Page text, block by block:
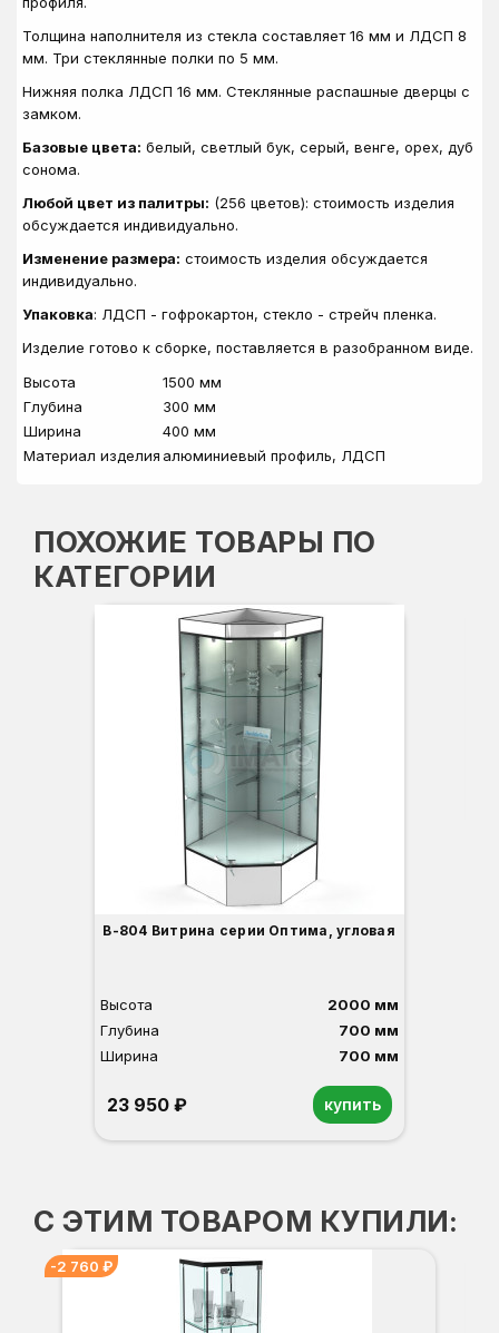
Толщина наполнителя из стекла составляет 16 мм и ЛДСП 8
мм. Три стеклянные полки по 5 мм.
Нижняя полка ЛДСП 16 мм. Стеклянные распашные дверцы с
замком.
Базовые цвета: белый, светлый бук, серый, венге, орех, дуб
сонома.
Любой цвет из палитры: (256 цветов): стоимость изделия
обсуждается индивидуально.
Изменение размера: стоимость изделия обсуждается
индивидуально.
Упаковка: ЛДСП - гофрокартон, стекло - стрейч пленка.
Изделие готово к сборке, поставляется в разобранном виде.
Высота
1500 мм
Глубина
300 мм
Ширина
400 мм
Материал изделия алюминиевый профиль, ЛДСП
ПОХОЖИЕ ТОВАРЫ ПО
КАТЕГОРИИ
В-804 Витрина серии Оптима, угловая
Высота
2000 мм
Глубина
700 мм
Ширина
700 мм
23 950 ₽ купить
С ЭТИМ ТОВАРОМ КУПИЛИ:
-2 760 ₽